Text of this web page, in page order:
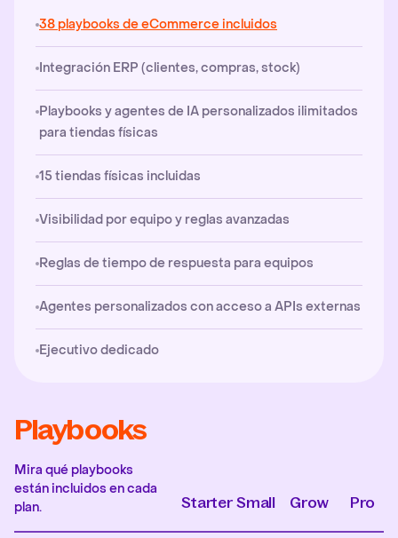
38 playbooks de eCommerce incluidos
Integración ERP (clientes, compras, stock)
Playbooks y agentes de IA personalizados ilimitados
para tiendas físicas
15 tiendas físicas incluidas
Visibilidad por equipo y reglas avanzadas
Reglas de tiempo de respuesta para equipos
Agentes personalizados con acceso a APIs externas
Ejecutivo dedicado
Playbooks
Mira qué playbooks
están incluidos en cada
plan.
Starter Small Grow Pro